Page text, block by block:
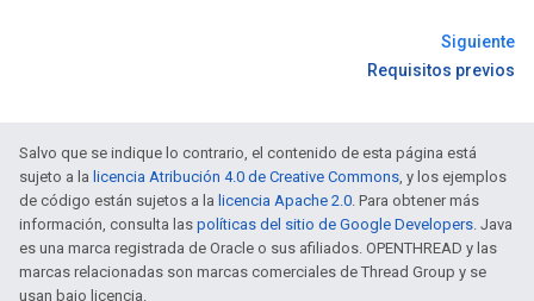
Siguiente
Requisitos previos
Salvo que se indique lo contrario, el contenido de esta página está
sujeto a la licencia Atribución 4.0 de Creative Commons, y los ejemplos
de código están sujetos a la licencia Apache 2.0. Para obtener más
información, consulta las políticas del sitio de Google Developers. Java
es una marca registrada de Oracle o sus afiliados. OPENTHREAD y las
marcas relacionadas son marcas comerciales de Thread Group y se
usan bajo licencia.